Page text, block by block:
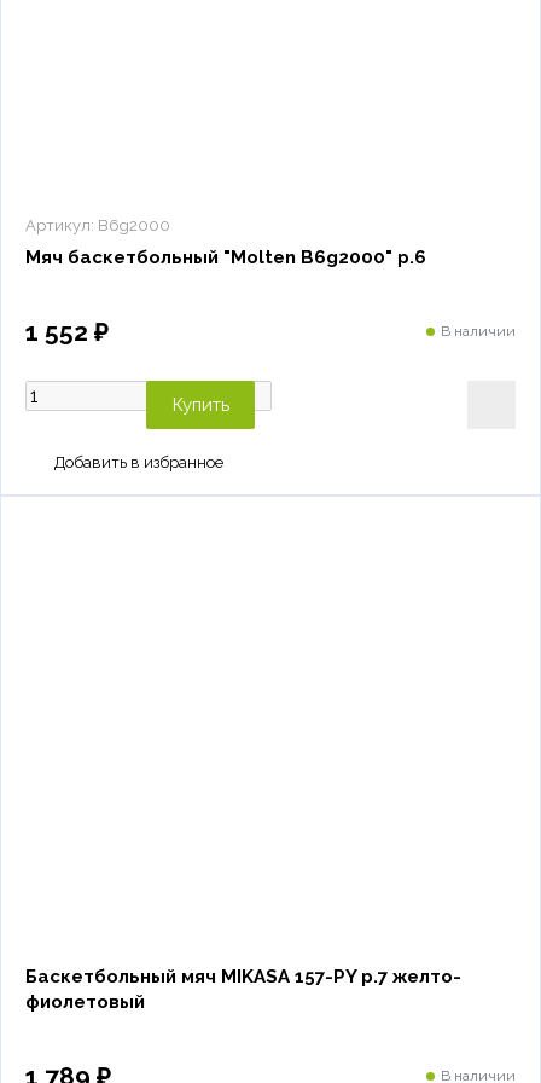
Артикул: B6g2000
Мяч баскетбольный "Molten B6g2000" р.6
1 552 ₽ В наличии
Купить
Баскетбольный мяч MIKASA 157-PY р.7 желто-
фиолетовый
1 789 ₽ В наличии